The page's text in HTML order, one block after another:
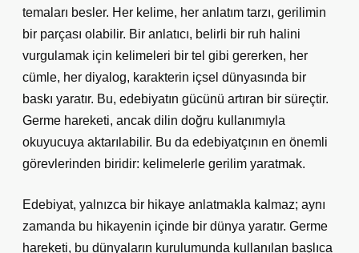
temaları besler. Her kelime, her anlatım tarzı, gerilimin
bir parçası olabilir. Bir anlatıcı, belirli bir ruh halini
vurgulamak için kelimeleri bir tel gibi gererken, her
cümle, her diyalog, karakterin içsel dünyasında bir
baskı yaratır. Bu, edebiyatın gücünü artıran bir süreçtir.
Germe hareketi, ancak dilin doğru kullanımıyla
okuyucuya aktarılabilir. Bu da edebiyatçının en önemli
görevlerinden biridir: kelimelerle gerilim yaratmak.
Edebiyat, yalnızca bir hikaye anlatmakla kalmaz; aynı
zamanda bu hikayenin içinde bir dünya yaratır. Germe
hareketi, bu dünyaların kurulumunda kullanılan başlıca